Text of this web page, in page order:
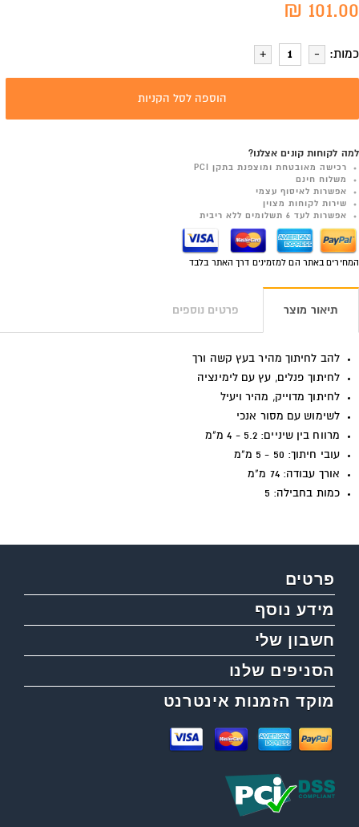
101.00 ₪
כמות:
הוספה לסל הקניות
למה לקוחות קונים אצלנו?
רכישה מאובטחת ומוצפנת בתקן PCI
משלוח חינם
אפשרות לאיסוף עצמי
שירות לקוחות מצוין
אפשרות לעד 6 תשלומים ללא ריבית
המחירים באתר הם למזמינים דרך האתר בלבד
תיאור מוצר פרטים נוספים
להב לחיתוך מהיר בעץ קשה ורך
לחיתוך פנלים, עץ עם לימינציה
לחיתוך מדוייק, מהיר ויעיל
לשימוש עם מסור אנכי
מרווח בין שיניים: 5.2 - 4 מ"מ
עובי חיתוך: 50 - 5 מ"מ
אורך עבודה: 74 מ"מ
כמות בחבילה: 5
פרטים
מידע נוסף
חשבון שלי
הסניפים שלנו
מוקד הזמנות אינטרנט